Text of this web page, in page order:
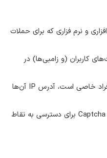
و نرم فزاری که برای حملات
کاربران (و زامبی‌ها) در
اگر سرویس شما مختص به افراد خاصی است، آدرس IP آن‌ها
استفاده از سیستم‌هایی مانند Captcha برای دسترسی به نقاط